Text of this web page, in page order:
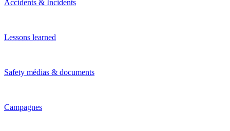
Accidents & Incidents
Lessons learned
Safety médias & documents
Campagnes